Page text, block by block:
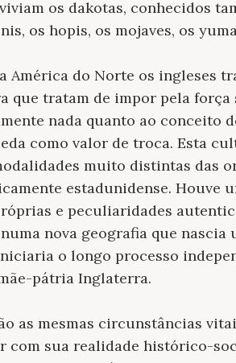
os dakotas, conhecidos
os hopis, os mojaves, os
América do Norte os ingleses
que tratam de impor pela força
nada quanto ao conceito
como valor de troca. Esta
muito distintas das
estadunidense. Houve
e peculiaridades
nova geografia que
o longo processo
pátria Inglaterra.
as mesmas circunstâncias
com sua realidade histórico-